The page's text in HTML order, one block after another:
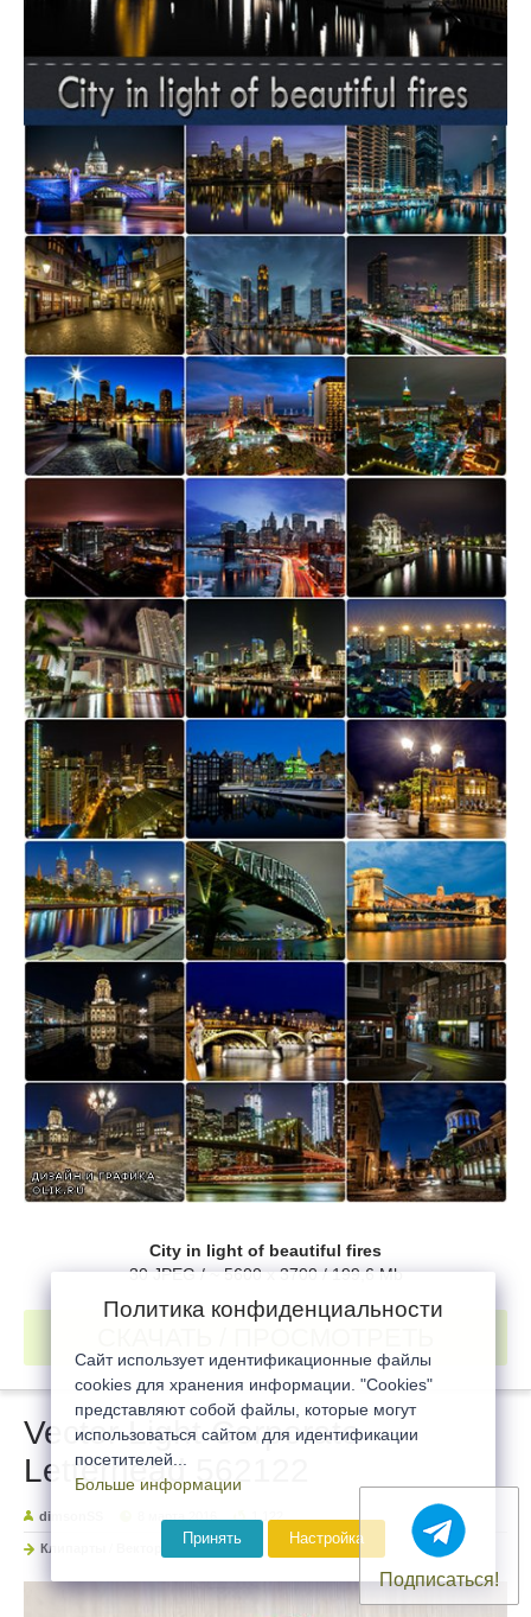
City in light of beautiful fires
30 JPEG / ~ 5600 x 3700 / 199,6 Mb
Vector Light Corporate
Letterhead 562122
dimsonSS
Клипарты Векторные клипарты
Подписаться!
Политика конфиденциальности
Сайт использует идентификационные файлы
cookies для хранения информации. "Cookies"
представляют собой файлы, которые могут
использоваться сайтом для идентификации
посетителей...
Больше информации
Принять Настройка